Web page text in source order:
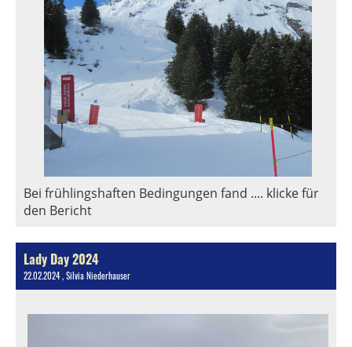
Bei frühlingshaften Bedingungen fand .... klicke für
den Bericht
Lady Day 2024
22.02.2024, Silvia Niederhauser